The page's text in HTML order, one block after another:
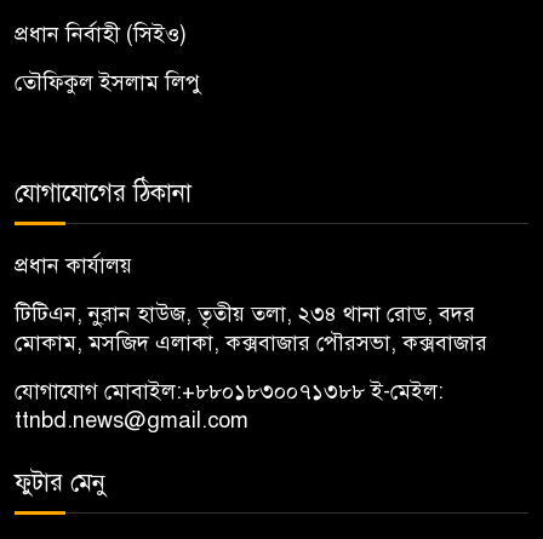
প্রধান নির্বাহী (সিইও)
তৌফিকুল ইসলাম লিপু
যোগাযোগের ঠিকানা
প্রধান কার্যালয়
টিটিএন, নু্রান হাউজ, তৃতীয় তলা, ২৩৪ থানা রোড, বদর
মোকাম, মসজিদ এলাকা, কক্সবাজার পৌরসভা, কক্সবাজার
যোগাযোগ মোবাইল:+৮৮০১৮৩০০৭১৩৮৮ই-মেইল:
ttnbd.news@gmail.com
ফুটার মেনু